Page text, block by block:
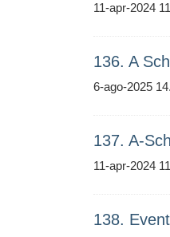
11-apr-2024
136. A
6-ago-2025
137. A-
11-apr-2024
138.